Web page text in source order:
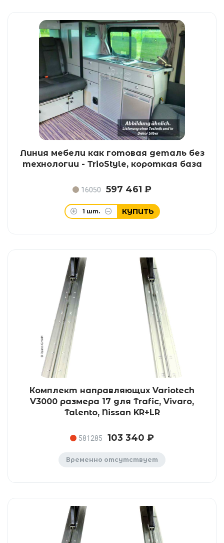
Линия мебели как готовая деталь без
технологии - TrioStyle, короткая база
16050 597 461 ₽
1 шт. КУПИТЬ
Комплект направляющих Variotech
V3000 размера 17 для Trafic, Vivaro,
Talento, Nissan KR+LR
581285 103 340 ₽
Временно отсутствует